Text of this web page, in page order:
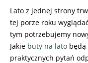
Lato z jednej strony
tej porze roku
tym potrzebujemy
Jakie buty na lato będą
praktycznych pytań